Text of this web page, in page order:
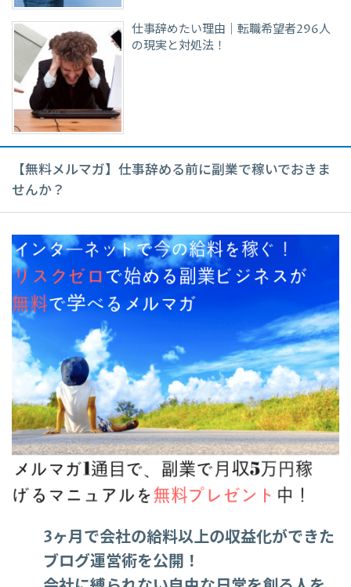
仕事辞めたい理由｜転職希望者296人
の現実と対処法！
【無料メルマガ】仕事辞める前に副業で稼いでおきま
せんか？
3ヶ月で会社の給料以上の収益化ができた
ブログ運営術を公開！